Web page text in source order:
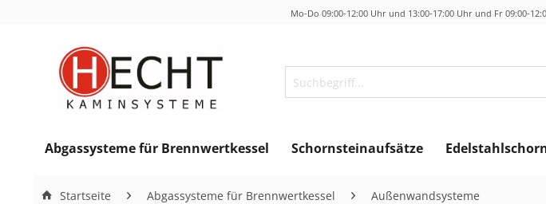
Mo-Do 09:00-12:00 Uhr und 13:00-17:00 Uhr und Fr 09:00-
Abgassysteme für Brennwertkessel Schornsteinaufsätze
Startseite Abgassysteme für Brennwertkessel Außenwandsysteme